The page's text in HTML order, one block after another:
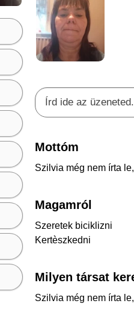
Mottóm
Szilvia még nem írta
Magamról
Szeretek biciklizni
Kertèszkedni
Milyen társat
Szilvia még nem írta